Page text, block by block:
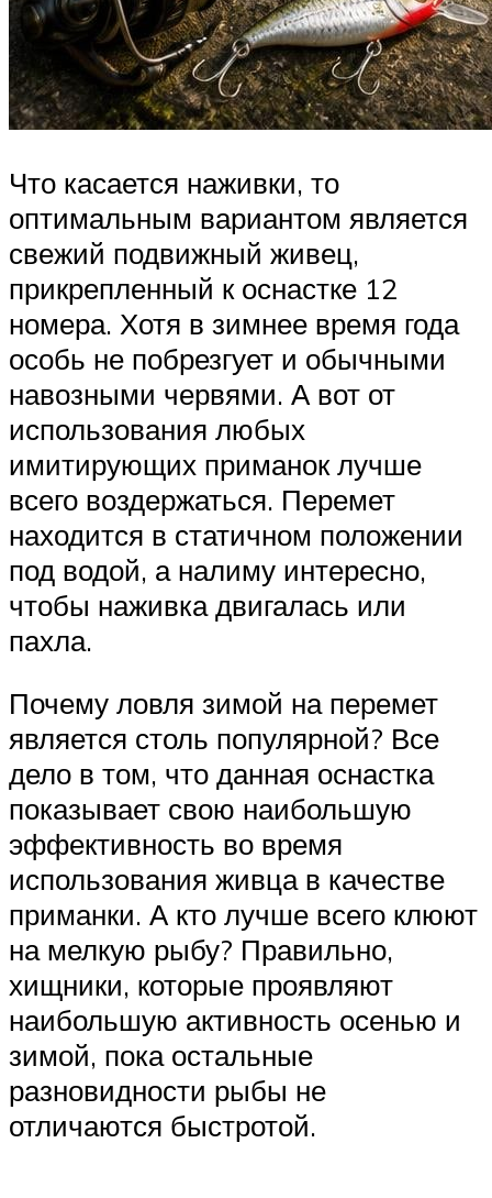
Что касается наживки, то
оптимальным вариантом является
свежий подвижный живец,
прикрепленный к оснастке 12
номера. Хотя в зимнее время года
особь не побрезгует и обычными
навозными червями. А вот от
использования любых
имитирующих приманок лучше
всего воздержаться. Перемет
находится в статичном положении
под водой, а налиму интересно,
чтобы наживка двигалась или
пахла.
Почему ловля зимой на перемет
является столь популярной? Все
дело в том, что данная оснастка
показывает свою наибольшую
эффективность во время
использования живца в качестве
приманки. А кто лучше всего клюют
на мелкую рыбу? Правильно,
хищники, которые проявляют
наибольшую активность осенью и
зимой, пока остальные
разновидности рыбы не
отличаются быстротой.